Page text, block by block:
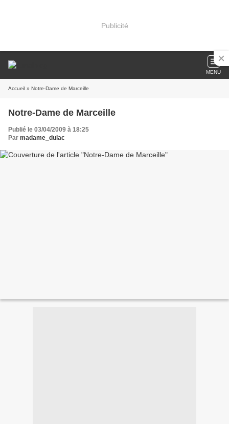
Publicité
MENU
Accueil » Notre-Dame de Marceille
Notre-Dame de Marceille
Publié le 03/04/2009 à 18:25
Par madame_dulac